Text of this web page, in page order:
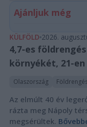
Ajánljuk még
KÜLFÖLD 2026.
4,7-es
környékét, 21-
Olaszország
Az elmúlt 40 év
rázta meg Nápoly
megsérültek.